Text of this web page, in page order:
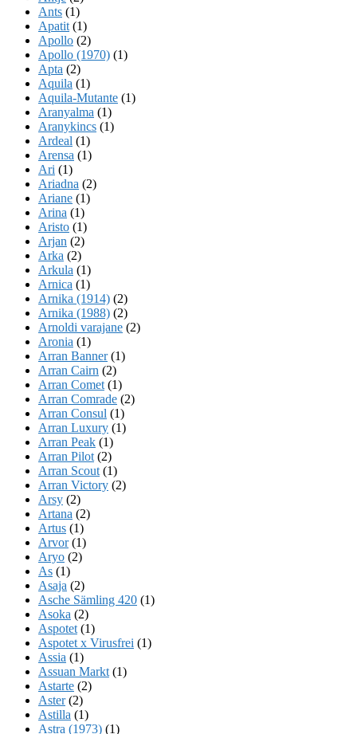
Ants (1)
Apatit (1)
Apollo (2)
Apollo (1970) (1)
Apta (2)
Aquila (1)
Aquila-Mutante (1)
Aranyalma (1)
Aranykincs (1)
Ardeal (1)
Arensa (1)
Ari (1)
Ariadna (2)
Ariane (1)
Arina (1)
Aristo (1)
Arjan (2)
Arka (2)
Arkula (1)
Arnica (1)
Arnika (1914) (2)
Arnika (1988) (2)
Arnoldi varajane (2)
Aronia (1)
Arran Banner(1)
Arran Cairn (2)
Arran Comet (1)
Arran Comrade (2)
Arran Consul (1)
Arran Luxury (1)
Arran Peak (1)
Arran Pilot (2)
Arran Scout (1)
Arran Victory (2)
Arsy (2)
Artana (2)
Artus (1)
Arvor(1)
Aryo (2)
As (1)
Asaja (2)
Asche Sämling 420 (1)
Asoka (2)
Aspotet (1)
Aspotet x Virusfrei (1)
Assia (1)
Assuan Markt (1)
Astarte (2)
Aster(2)
Astilla (1)
Astra (1973) (1)